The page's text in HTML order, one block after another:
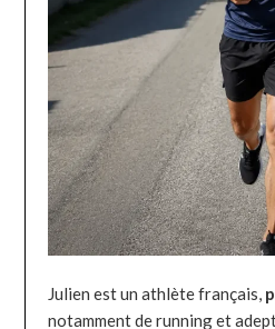
Julien est un athlète français,
notamment de running et